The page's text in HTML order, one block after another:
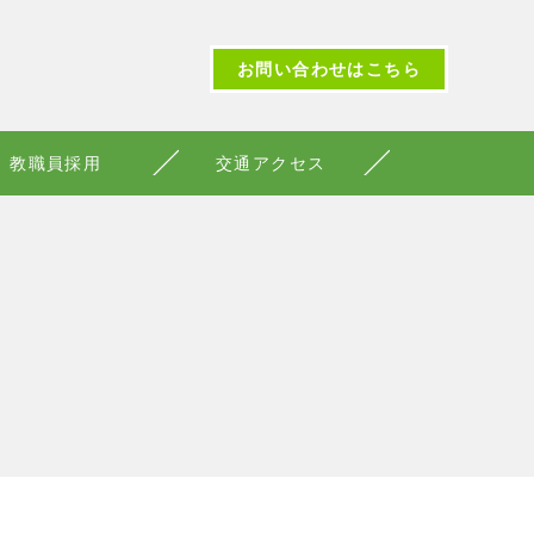
お問い合わせはこちら
教職員採用 交通アクセス